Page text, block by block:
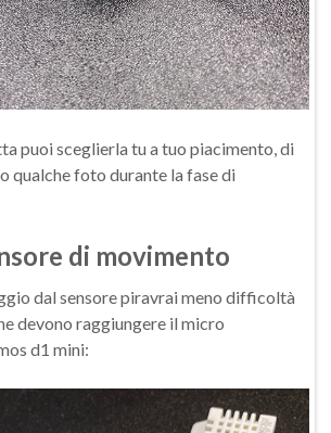
puoi sceglierla tu a tuo piacimento, di
qualche foto durante la fase di
di movimento
dal sensore piravrai meno difficoltà
devono raggiungere il micro
d1 mini: